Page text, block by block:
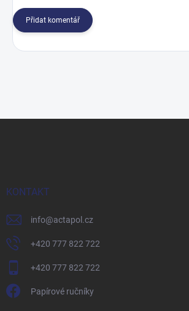
Přidat komentář
KONTAKT
info@actapol.cz
+420 777 822 722
+420 777 822 722
Papírové ručníky